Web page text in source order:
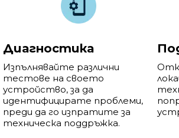
Диагностика
Изпълнявайте различни
тестове на своето
устройство, за да
идентифицирате проблеми,
преди да го изпратите за
техническа поддръжка.